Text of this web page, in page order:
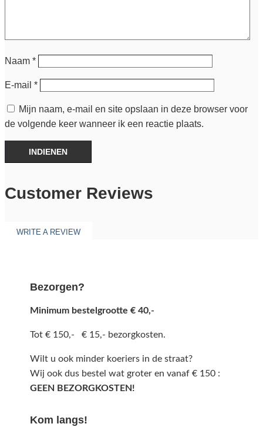
Naam *
E-mail *
Mijn naam, e-mail en site opslaan in deze browser voor
de volgende keer wanneer ik een reactie plaats.
INDIENEN
Customer Reviews
WRITE A REVIEW
Bezorgen?
Minimum bestelgrootte € 40,-
Tot € 150,- € 15,- bezorgkosten.
Wilt u ook minder koeriers in de straat?
Wij ook dus bestel wat groter en vanaf € 150 :
GEEN BEZORGKOSTEN!
Kom langs!